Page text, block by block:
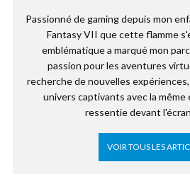
Passionné de gaming depuis mon
Fantasy VII que cette flamme
emblématique a marqué mon
passion pour les aventures
recherche de nouvelles
univers captivants avec la
ressentie devant
VOIR TOUS LES